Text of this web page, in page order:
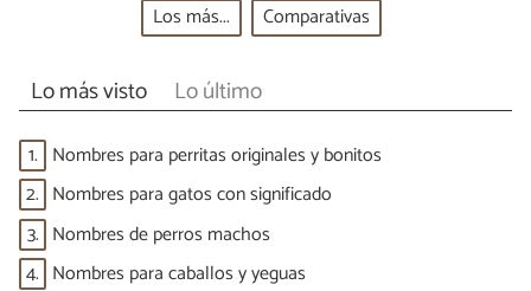
Los más...
Comparativas
Lo más visto Lo último
1. Nombres para perritas originales y bonitos
2. Nombres para gatos con significado
3. Nombres de perros machos
4. Nombres para caballos y yeguas